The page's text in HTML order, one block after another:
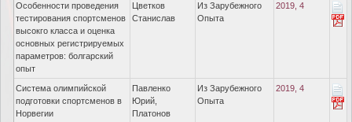
Особенности проведения
тестирования спортсменов
высокго класса и оценка
основных регистрируемых
параметров: болгарский
опыт
Цветков
Станислав
Из Зарубежного
Опыта
2019, 4
Система олимпийской
подготовки спортсменов в
Норвегии
Павленко
Юрий,
Платонов
Из Зарубежного
Опыта
2019, 4